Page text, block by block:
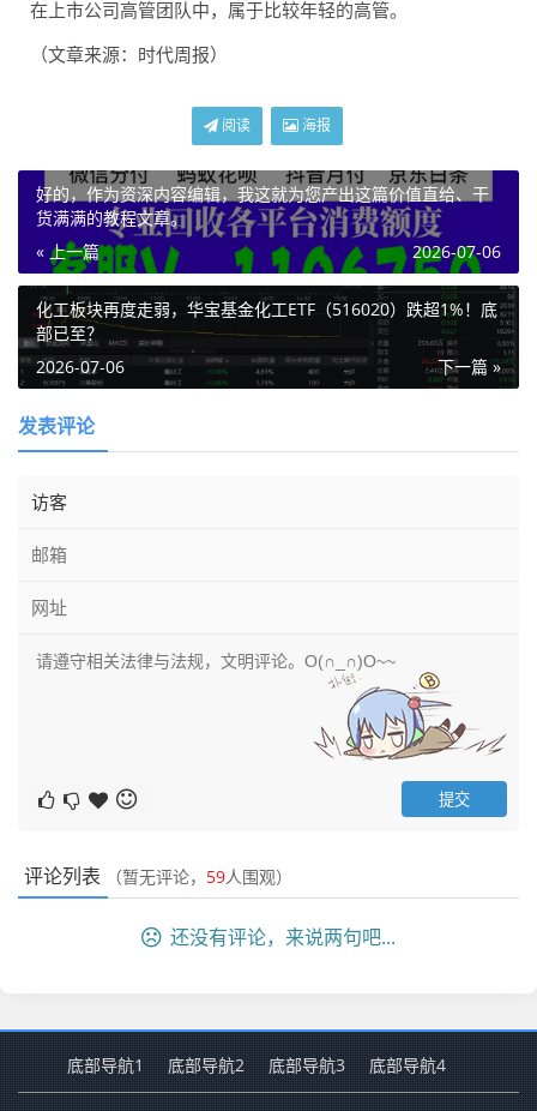
在上市公司高管团队中，属于比较年轻的高管。
（文章来源：时代周报）
阅读 海报
好的，作为资深内容编辑，我这就为您产出这篇价值直给、干
货满满的教程文章。
« 上一篇
2026-07-06
化工板块再度走弱，华宝基金化工ETF（516020）跌超1%！底
部已至？
下一篇 »
2026-07-06
发表评论
评论列表 （暂无评论， 59人围观）
还没有评论，来说两句吧...
底部导航1 底部导航2 底部导航3 底部导航4